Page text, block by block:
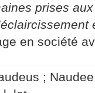
prises
en société
;